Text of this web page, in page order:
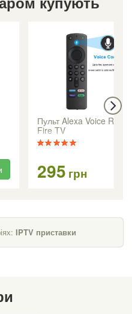
Пульт Alexa Voice
Fire TV
295 грн
IPTV приставки